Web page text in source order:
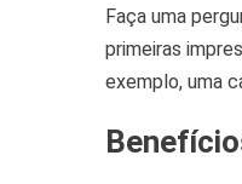
Faça uma
primeiras
exemplo, uma